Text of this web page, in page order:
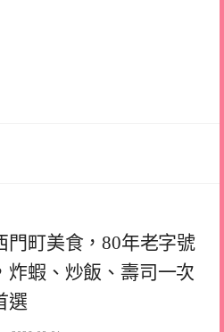
門町美食，80年老字號
炸蝦、炒飯、壽司一次
選